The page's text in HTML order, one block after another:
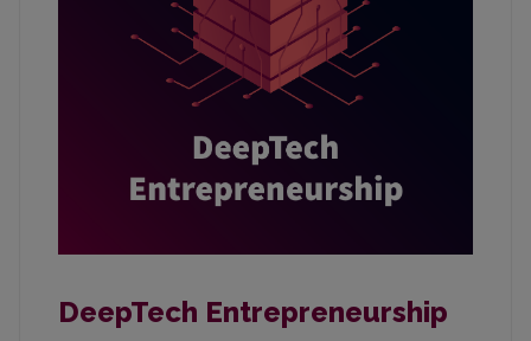
DeepTech Entrepreneurship